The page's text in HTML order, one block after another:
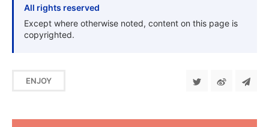
All rights reserved
Except where otherwise noted, content on this page is
copyrighted.
ENJOY